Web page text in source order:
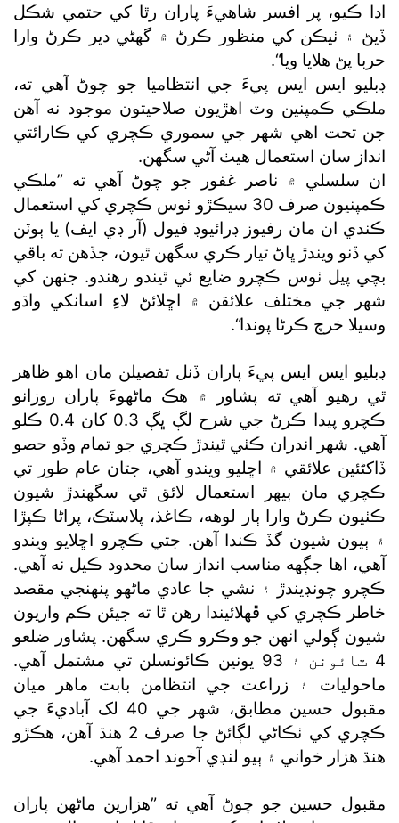
ادا ڪيو، پر افسر شاهيءَ پاران رٿا کي حتمي شڪل
ڏيڻ ۽ ٺيڪن کي منظور ڪرڻ ۾ گھڻي دير ڪرڻ وارا
حربا پڻ هلايا ويا“.
ڊبليو ايس ايس پيءَ جي انتظاميا جو چوڻ آهي ته،
ملڪي ڪمپنين وٽ اهڙيون صلاحيتون موجود نه آهن
جن تحت اهي شهر جي سموري ڪچري کي ڪارائتي
انداز سان استعمال هيٺ آڻي سگھن.
ان سلسلي ۾ ناصر غفور جو چوڻ آهي ته ”ملڪي
ڪمپنيون صرف 30 سيڪڙو ٺوس ڪچري کي استعمال
ڪندي ان مان رفيوز ڊرائيوڊ فيول (آر ڊي ايف) يا ٻوٽن
کي ڏنو ويندڙ ڀاڻ تيار ڪري سگھن ٿيون، جڏهن ته باقي
بچي پيل ٺوس ڪچرو ضايع ئي ٿيندو رهندو. جنهن کي
شهر جي مختلف علائقن ۾ اڇلائڻ لاءِ اسانکي واڌو
وسيلا خرچ ڪرڻا پوندا“.
ڊبليو ايس ايس پيءَ پاران ڏنل تفصيلن مان اهو ظاهر
ٿي رهيو آهي ته پشاور ۾ هڪ ماڻهوءَ پاران روزانو
ڪچرو پيدا ڪرڻ جي شرح لڳ ڀڳ 0.3 کان 0.4 ڪلو
آهي. شهر اندران ڪٺي ٿيندڙ ڪچري جو تمام وڏو حصو
ڏاکڻئين علائقي ۾ اڇليو ويندو آهي، جتان عام طور تي
ڪچري مان ٻيهر استعمال لائق ٿي سگهندڙ شيون
ڪٺيون ڪرڻ وارا ٻار لوهه، ڪاغذ، پلاسٽڪ، پراڻا ڪپڙا
۽ ٻيون شيون گڏ ڪندا آهن. جتي ڪچرو اڇلايو ويندو
آهي، اها جڳهه مناسب انداز سان محدود ڪيل نه آهي.
ڪچرو چونڊيندڙ ۽ نشي جا عادي ماڻهو پنهنجي مقصد
خاطر ڪچري کي ڦهلائيندا رهن ٿا ته جيئن ڪم واريون
شيون ڳولي انهن جو وڪرو ڪري سگھن. پشاور ضلعو
4 ٽائونن ۽ 93 يونين ڪائونسلن تي مشتمل آهي.
ماحوليات ۽ زراعت جي انتظامن بابت ماهر ميان
مقبول حسين مطابق، شهر جي 40 لک آباديءَ جي
ڪچري کي ٺڪاڻي لڳائڻ جا صرف 2 هنڌ آهن، هڪڙو
هنڌ هزار خواني ۽ ٻيو لنڊي آخوند احمد آهي.
مقبول حسين جو چوڻ آهي ته ”هزارين ماڻهن پاران